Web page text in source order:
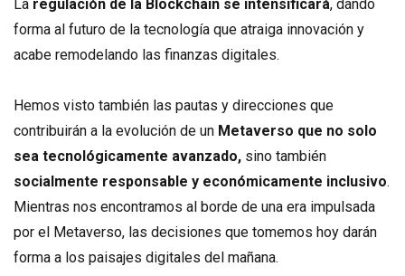
La regulación de la Blockchain se intensificará, dando
forma al futuro de la tecnología que atraiga innovación y
acabe remodelando las finanzas digitales.
Hemos visto también las pautas y direcciones que
contribuirán a la evolución de un Metaverso que no solo
sea tecnológicamente avanzado, sino también
socialmente responsable y económicamente inclusivo.
Mientras nos encontramos al borde de una era impulsada
por el Metaverso, las decisiones que tomemos hoy darán
forma a los paisajes digitales del mañana.